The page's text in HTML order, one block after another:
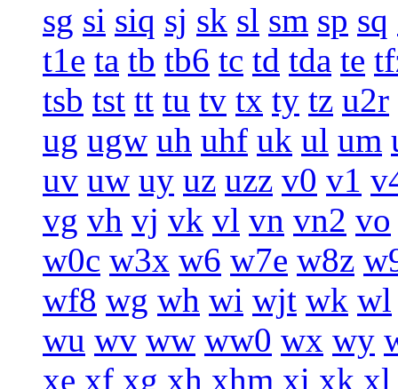
sg si siq sj sk sl sm sp sq
t1e ta tb tb6 tc td tda te
tsb tst tt tu tv tx ty tz u2r
ug ugw uh uhf uk ul um
uv uw uy uz uzz v0 v1
vg vh vj vk vl vn vn2 vo
w0c w3x w6 w7e w8z
wf8 wg wh wi wjt wk wl
wu wv ww ww0 wx wy
xe xf xg xh xhm xi xk xl